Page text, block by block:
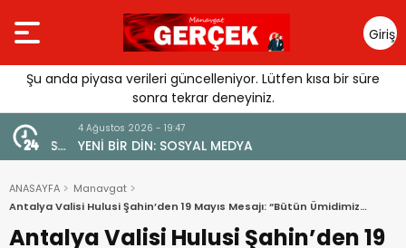
Giriş
Yap
Şu anda piyasa verileri güncelleniyor. Lütfen kısa bir süre
sonra tekrar deneyiniz.
4 Ağustos 2026 - 19:47
YENİ BİR DİN: SOSYAL MEDYA
ANASAYFA
Manavgat
Antalya Valisi Hulusi Şahin’den 19 Mayıs Mesajı: “Bütün Ümidimiz
Gençliktedir”
Antalya Valisi Hulusi Şahin’den 19